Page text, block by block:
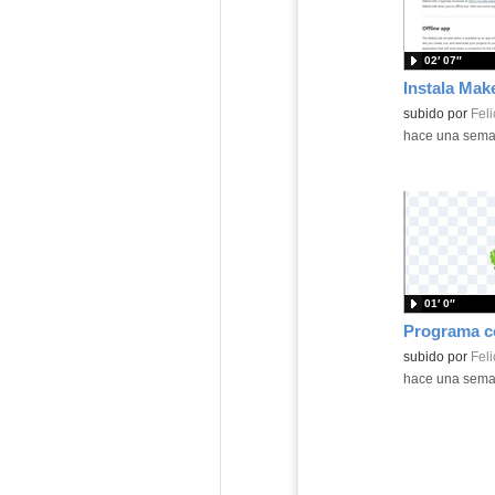
Contenido
subido por
02′ 07″
-hace una
Contenido
subido por
01′ 0″
-hace una